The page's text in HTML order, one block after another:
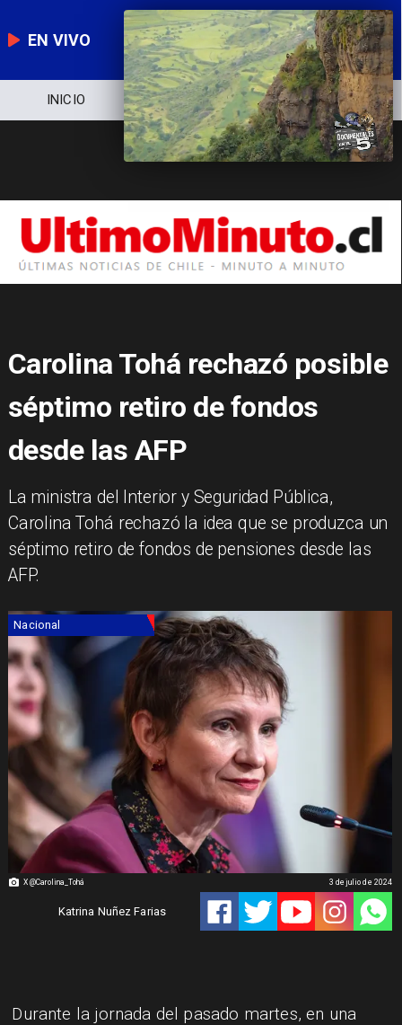
EN VIVO
NOTICIERO POLÍTICA ECONOMÍA
Carolina Tohá rechazó posible
séptimo retiro de fondos
desde las AFP
La ministra del Interior y Seguridad Pública,
Carolina Tohá rechazó la idea que se produzca un
séptimo retiro de fondos de pensiones desde las
AFP.
X @Carolina_Tohá
Nacional
Katrina Nuñez Farias
3 de julio de 2024
Durante la jornada del pasado martes, en una